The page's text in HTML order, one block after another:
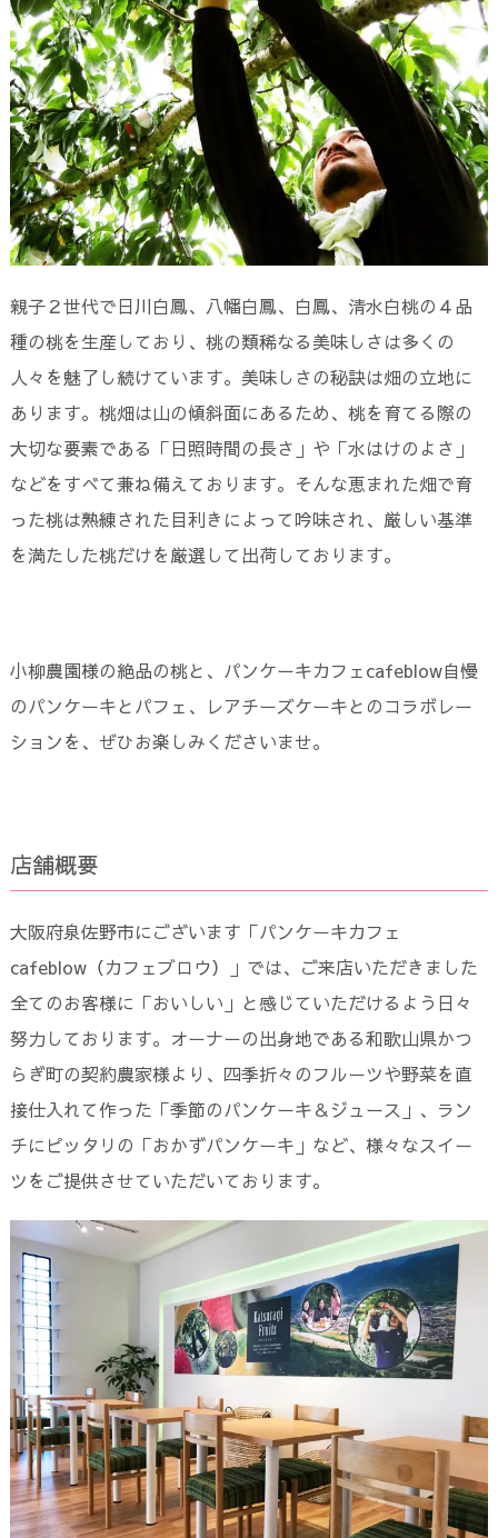
親子２世代で日川白鳳、八幡白鳳、白鳳、清水白桃の４品
種の桃を生産しており、桃の類稀なる美味しさは多くの
人々を魅了し続けています。美味しさの秘訣は畑の立地に
あります。桃畑は山の傾斜面にあるため、桃を育てる際の
大切な要素である「日照時間の長さ」や「水はけのよさ」
などをすべて兼ね備えております。そんな恵まれた畑で育
った桃は熟練された目利きによって吟味され、厳しい基準
を満たした桃だけを厳選して出荷しております。
小柳農園様の絶品の桃と、パンケーキカフェcafeblow自慢
のパンケーキとパフェ、レアチーズケーキとのコラボレー
ションを、ぜひお楽しみくださいませ。
店舗概要
大阪府泉佐野市にございます「パンケーキカフェ
cafeblow（カフェブロウ）」では、ご来店いただきました
全てのお客様に「おいしい」と感じていただけるよう日々
努力しております。オーナーの出身地である和歌山県かつ
らぎ町の契約農家様より、四季折々のフルーツや野菜を直
接仕入れて作った「季節のパンケーキ＆ジュース」、ラン
チにピッタリの「おかずパンケーキ」など、様々なスイー
ツをご提供させていただいております。